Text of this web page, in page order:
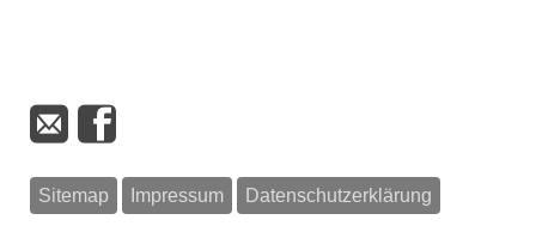
Sitemap Impressum Datenschutzerklärung